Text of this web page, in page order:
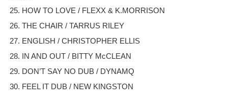
25. HOW TO LOVE / FLEXX & K.MORRISON
26. THE CHAIR / TARRUS RILEY
27. ENGLISH / CHRISTOPHER ELLIS
28. IN AND OUT / BITTY McCLEAN
29. DON’T SAY NO DUB / DYNAMQ
30. FEEL IT DUB / NEW KINGSTON